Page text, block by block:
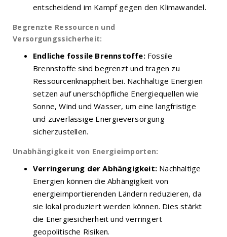
entscheidend im Kampf gegen den Klimawandel.
Begrenzte Ressourcen und
Versorgungssicherheit:
Endliche fossile Brennstoffe:Fossile
Brennstoffe sind begrenzt und tragen zu
Ressourcenknappheit bei. Nachhaltige Energien
setzen auf unerschöpfliche Energiequellen wie
Sonne, Wind und Wasser, um eine langfristige
und zuverlässige Energieversorgung
sicherzustellen.
Unabhängigkeit von Energieimporten:
Verringerung der Abhängigkeit: Nachhaltige
Energien können die Abhängigkeit von
energieimportierenden Ländern reduzieren, da
sie lokal produziert werden können. Dies stärkt
die Energiesicherheit und verringert
geopolitische Risiken.